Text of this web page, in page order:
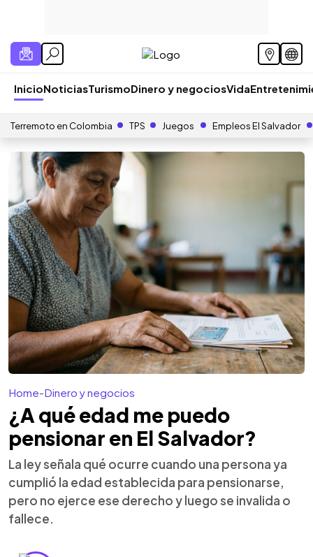
InicioNoticiasTurismoDinero y negociosVida
Terremoto en Colombia TPS Juegos Empleos El Salvador
Home-Dinero y negocios
¿A qué edad me puedo
pensionar en El Salvador?
La ley señala qué ocurre cuando una persona ya
cumplió la edad establecida para pensionarse,
pero no ejerce ese derecho y luego se invalida o
fallece.